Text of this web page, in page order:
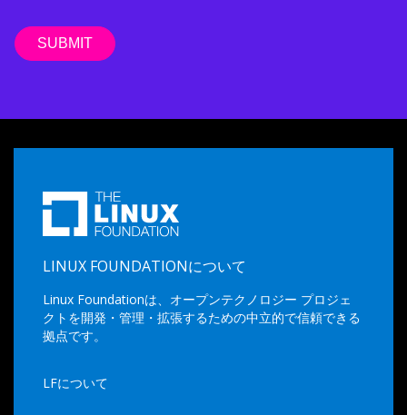
LINUX FOUNDATIONについて
Linux Foundationは、オープンテクノロジー プロジェ
クトを開発・管理・拡張するための中立的で信頼できる
拠点です。
LFについて